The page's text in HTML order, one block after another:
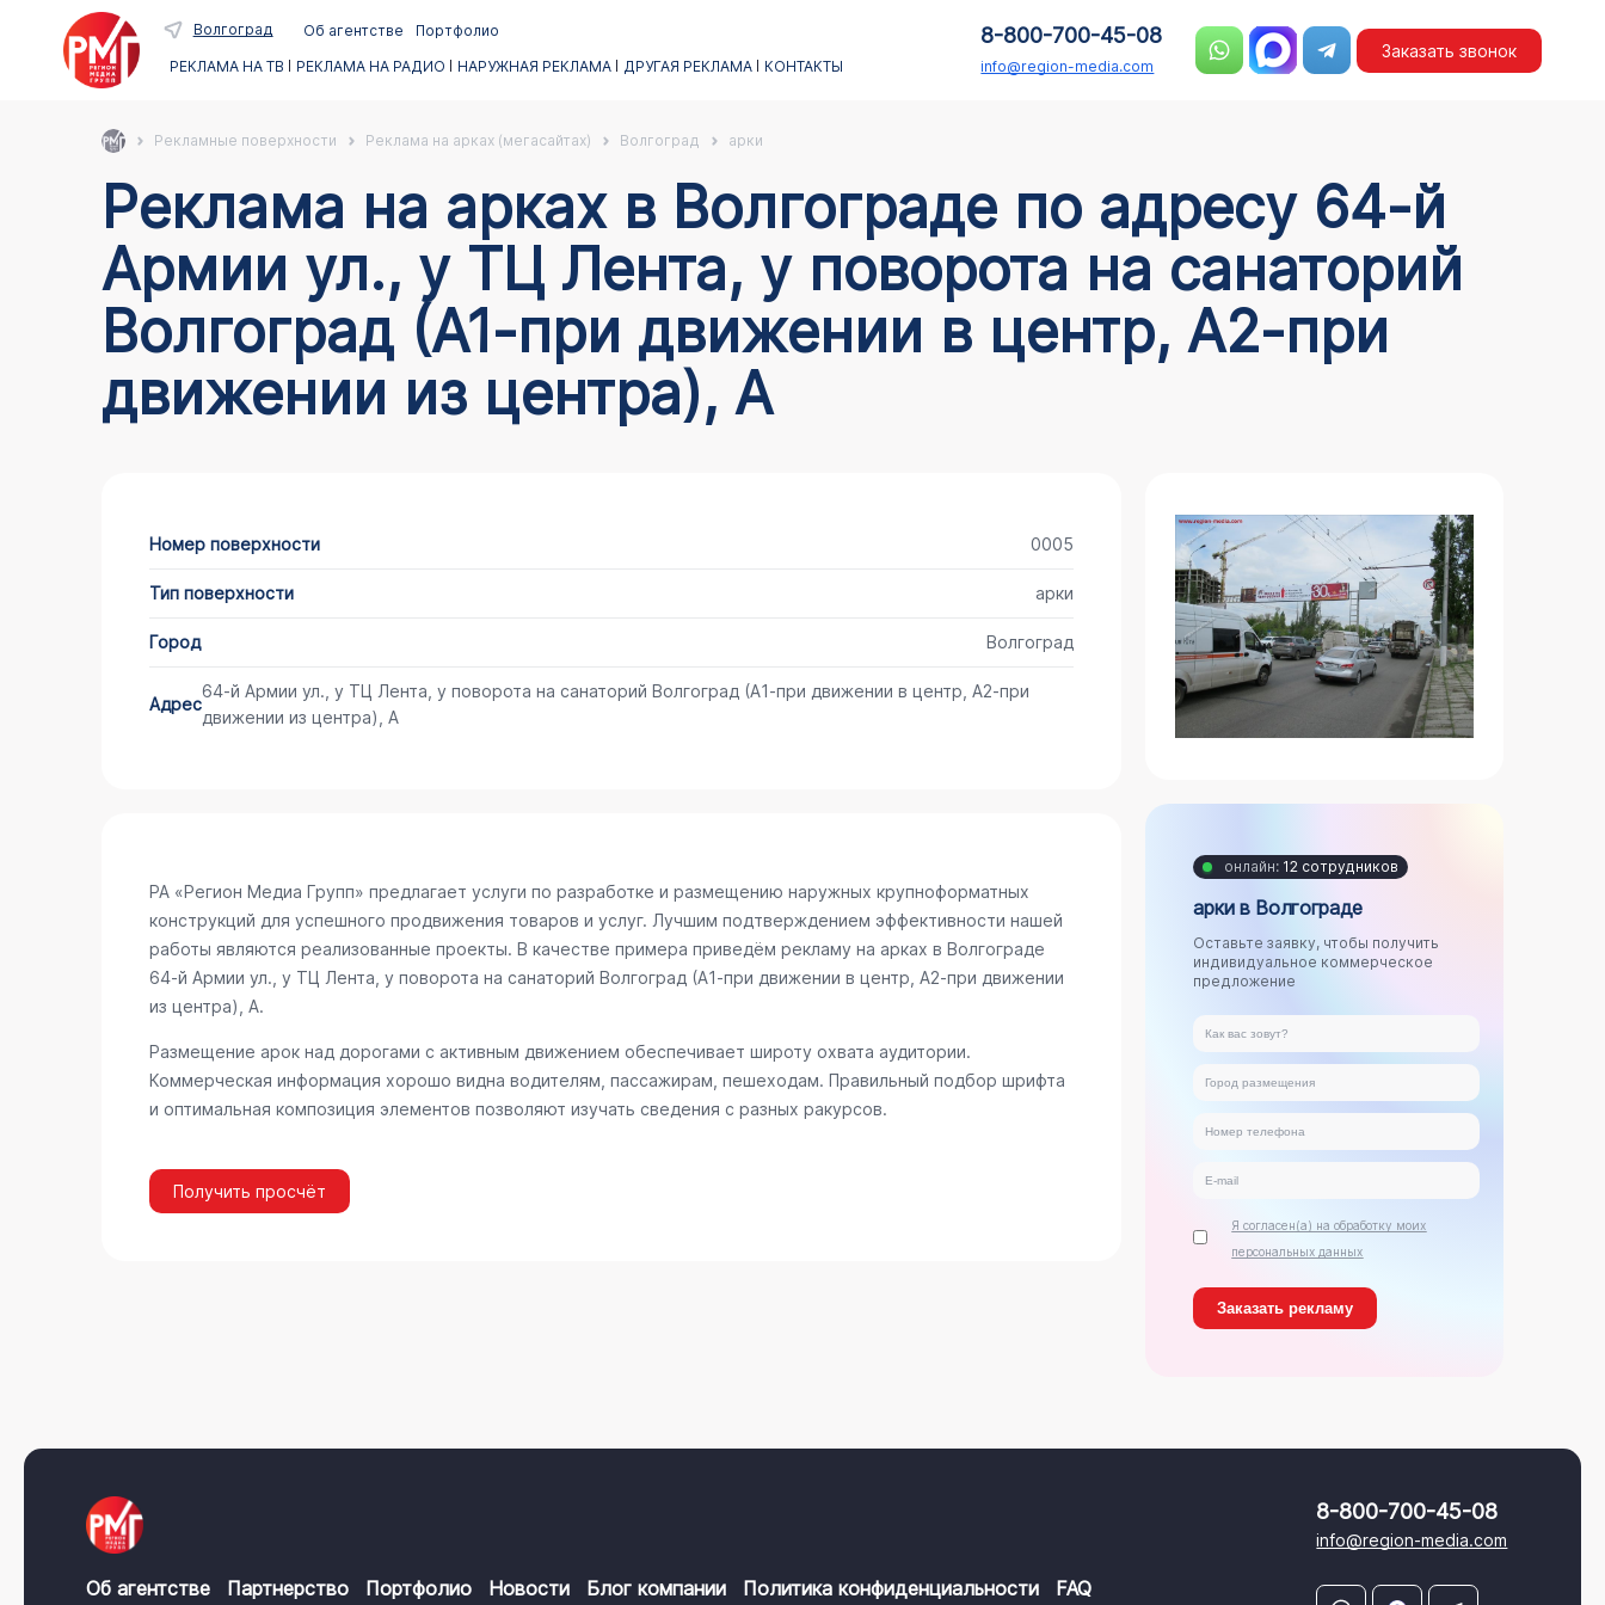
Волгоград Об агентстве
Портфолио
РЕКЛАМА НА ТВ
РЕКЛАМА НА РАДИО НАРУЖНАЯ РЕКЛАМА ДРУГАЯ РЕКЛАМА КОНТАКТЫ
8-800-700-45-08
info@region-media.com
Заказать звонок
Рекламные поверхности Реклама на арках (мегасайтах) Волгоград арки
Реклама на арках в Волгограде по адресу 64-й
Армии ул., у ТЦ Лента, у поворота на санаторий
Волгоград (А1-при движении в центр, А2-при
движении из центра), А
Номер поверхности 0005
Тип поверхности арки
Город Волгоград
Адрес
64-й Армии ул., у ТЦ Лента, у поворота на санаторий Волгоград (А1-при движении в центр, А2-при
движении из центра), А
РА «Регион Медиа Групп» предлагает услуги по разработке и размещению наружных крупноформатных
конструкций для успешного продвижения товаров и услуг. Лучшим подтверждением эффективности нашей
работы являются реализованные проекты. В качестве примера приведём рекламу на арках в Волгограде
64-й Армии ул., у ТЦ Лента, у поворота на санаторий Волгоград (А1-при движении в центр, А2-при движении
из центра), А.
Размещение арок над дорогами с активным движением обеспечивает широту охвата аудитории.
Коммерческая информация хорошо видна водителям, пассажирам, пешеходам. Правильный подбор шрифта
и оптимальная композиция элементов позволяют изучать сведения с разных ракурсов.
Получить просчёт
онлайн: 12 сотрудников
арки в Волгограде
Оставьте заявку, чтобы получить
индивидуальное коммерческое
предложение
Я согласен(а) на обработку моих
персональных данных
8-800-700-45-08
info@region-media.com
Об агентстве Партнерство Портфолио Новости Блог компании Политика конфиденциальности FAQ